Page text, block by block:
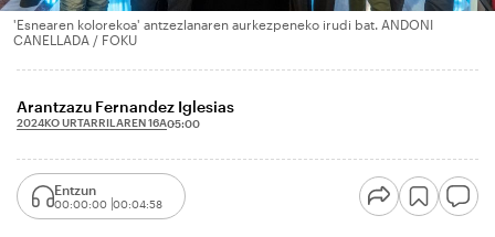
'Esnearen kolorekoa' antzezlanaren aurkezpeneko irudi bat. ANDONI
CANELLADA / FOKU
Arantzazu Fernandez Iglesias
2024KO URTARRILAREN 16A05:00
Entzun
00:00:00 00:04:58